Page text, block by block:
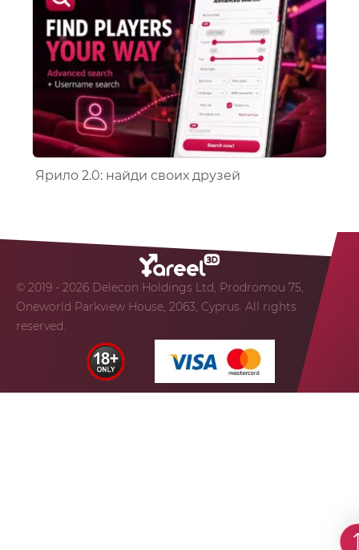
Ярило 2.0: найди своих друзей
© 2019 - 2026 Delecon Holdings Ltd, Prodromou 75,
Oneworld Parkview House, 2063, Cyprus. All rights
reserved.